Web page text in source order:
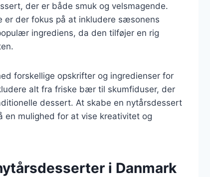
der er både smuk og velsmagende.
er der fokus på at inkludere sæsonens
ingrediens, da den tilføjer en rig
forskellige opskrifter og ingredienser for
alt fra friske bær til skumfiduser, der
dessert. At skabe en nytårsdessert
en mulighed for at vise kreativitet og
i Danmark